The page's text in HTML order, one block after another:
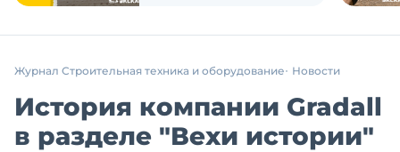
Журнал Строительная техника и оборудование Новости
История компании Gradall
в разделе "Вехи истории"